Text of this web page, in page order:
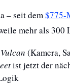
– seit dem $775-
mehr als
Vulcan (Kamera,
ist jetzt der